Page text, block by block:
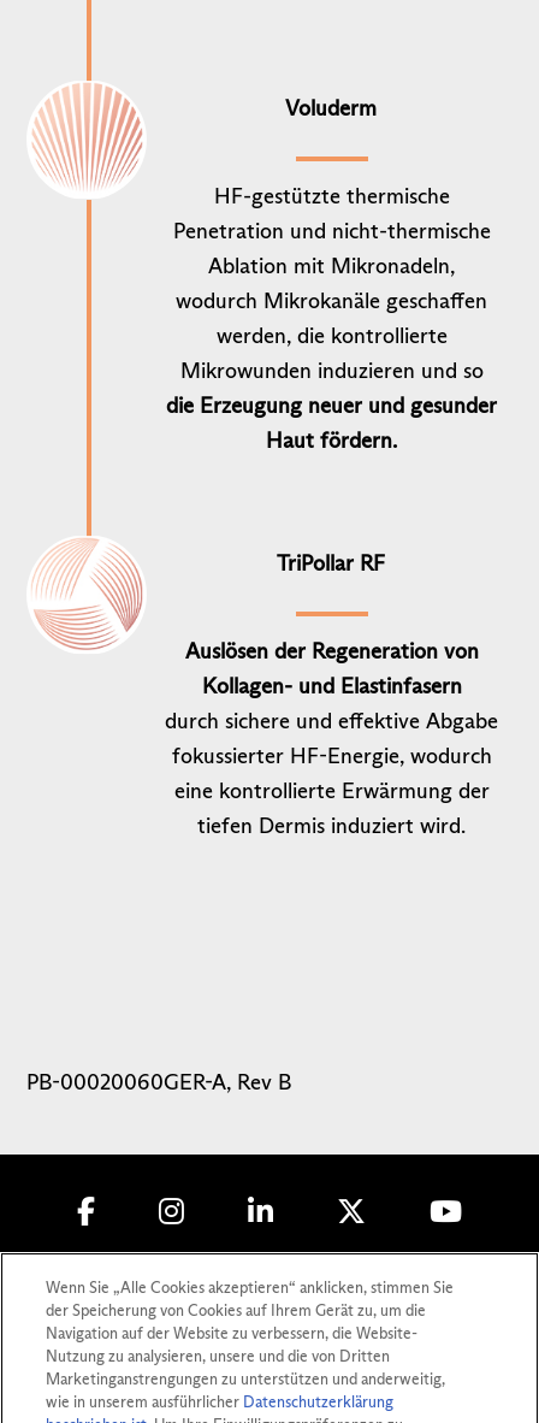
Voluderm
HF-gestützte thermische
Penetration und nicht-thermische
Ablation mit Mikronadeln,
wodurch Mikrokanäle geschaffen
werden, die kontrollierte
Mikrowunden induzieren und so
die Erzeugung neuer und gesunder
Haut fördern.
TriPollar RF
Auslösen der Regeneration von
Kollagen- und Elastinfasern
durch sichere und effektive Abgabe
fokussierter HF-Energie, wodurch
eine kontrollierte Erwärmung der
tiefen Dermis induziert wird.
PB-00020060GER-A, Rev B
Copyright © 2010-2026Lumenis (Germany)
GmbH. Alle Rechte vorbehalte
Datenschutz
Nutzungsbedingungen
Impressum
Wenn Sie „Alle Cookies akzeptieren“ anklicken, stimmen Sie
der Speicherung von Cookies auf Ihrem Gerät zu, um die
Navigation auf der Website zu verbessern, die Website-
Nutzung zu analysieren, unsere und die von Dritten
Marketinganstrengungen zu unterstützen und anderweitig,
wie in unserem ausführlicher Datenschutzerklärung